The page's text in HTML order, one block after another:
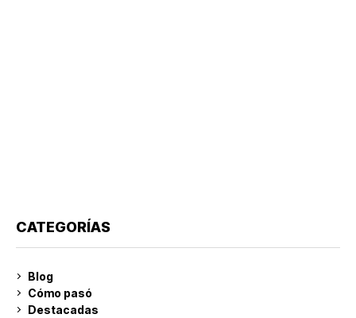
CATEGORÍAS
Blog
Cómo pasó
Destacadas